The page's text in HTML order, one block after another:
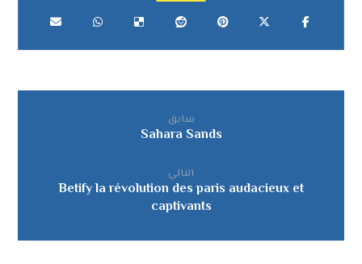
سابق
Sahara Sands
التالي
Betify la révolution des paris audacieux et
captivants